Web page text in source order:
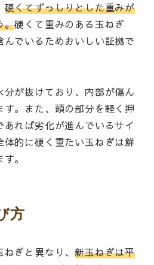
硬くてずっしりとした重みが
。硬くて重みのある玉ねぎ
んでいるためおいしい証拠で
が抜けており、内部が傷ん
。また、頭の部分を軽く押
あれば劣化が進んでいるサイ
体的に硬く重たい玉ねぎは鮮
。
方
ねぎと異なり、新玉ねぎは平